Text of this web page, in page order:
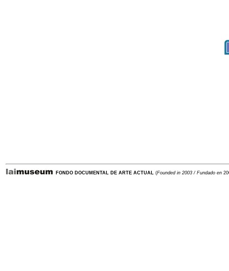
FONDO DOCUMENTAL DE ARTE ACTUAL (Founded in 2003 / Fundado en